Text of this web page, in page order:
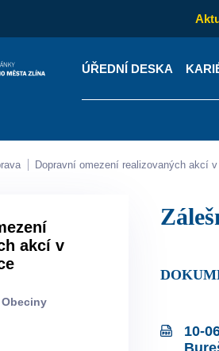
ÚŘEDNÍ DESKA
Úřední deska
Dopravní omezení realizovaných akcí
akcí v
Obeciny
10-